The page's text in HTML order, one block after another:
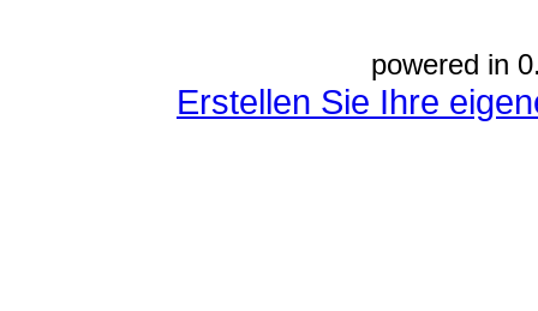
powered in
Erstellen Sie Ihre